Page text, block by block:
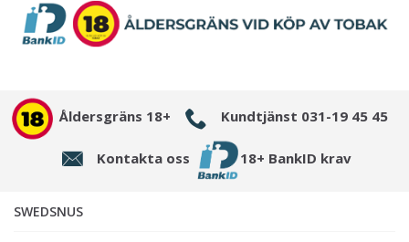
Åldersgräns 18+ Kundtjänst 031-19 45 45
Kontakta oss 18+ BankID krav
SWEDSNUS